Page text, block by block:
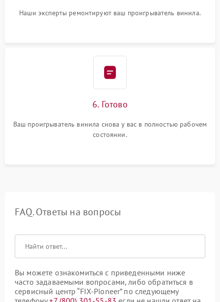
Наши эксперты ремонтируют ваш проигрыватель винила.
6. Готово
Ваш проигрыватель винила снова у вас в полностью рабочем
состоянии.
FAQ. Ответы на вопросы
Вы можете ознакомиться с приведенными ниже
часто задаваемыми вопросами, либо обратиться в
сервисный центр “FIX-Pioneer” по следующему